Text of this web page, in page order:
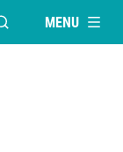
OUVRIR LAMENU